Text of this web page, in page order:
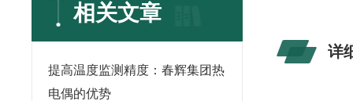
相关文章
提高温度监测精度：春辉集团热
电偶的优势
详